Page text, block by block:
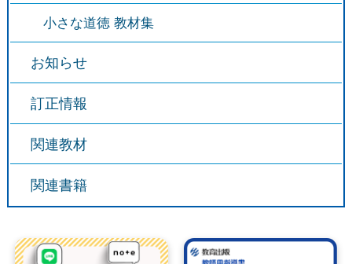
小さな道徳 教材集
お知らせ
訂正情報
関連教材
関連書籍